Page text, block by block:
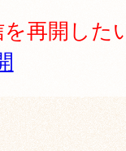
再開した